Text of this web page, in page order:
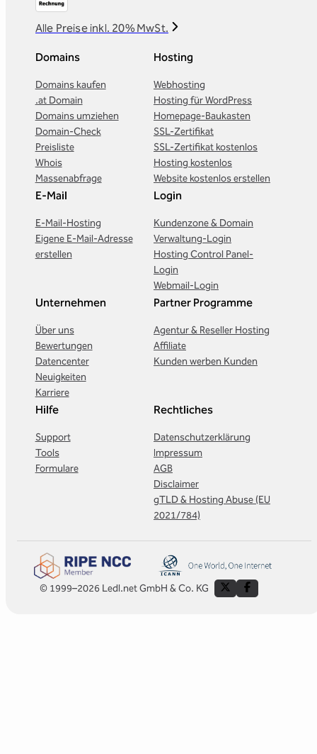
Alle Preise inkl. 20% MwSt.
Domains
Domains kaufen
.at Domain
Domains umziehen
Domain-Check
Preisliste
Whois
Massenabfrage
Hosting
Webhosting
Hosting für WordPress
Homepage-Baukasten
SSL-Zertifikat
SSL-Zertifikat kostenlos
Hosting kostenlos
Website kostenlos erstellen
E-Mail
E-Mail-Hosting
Eigene E-Mail-Adresse
erstellen
Login
Kundenzone & Domain
Verwaltung-Login
Hosting Control Panel-
Login
Webmail-Login
Unternehmen
Über uns
Bewertungen
Datencenter
Neuigkeiten
Karriere
Partner Programme
Agentur & Reseller Hosting
Affiliate
Kunden werben Kunden
Hilfe
Support
Tools
Formulare
Rechtliches
Datenschutzerklärung
Impressum
AGB
Disclaimer
gTLD & Hosting Abuse (EU
2021/784)
© 1999–2026 Ledl.net GmbH & Co. KG